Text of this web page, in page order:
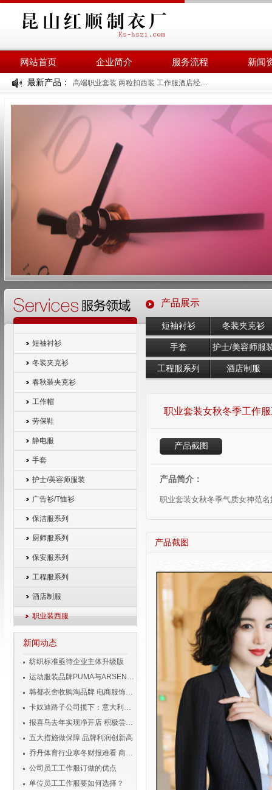
网站首页 企业简介 服务流程 新闻
最新产品： 高端职业套装 两粒扣西装 工作服酒店经理工装
短袖衬衫
冬装夹克衫
春秋装夹克衫
工作帽
劳保鞋
静电服
手套
护士/美容师服装
广告衫/T恤衫
保洁服系列
厨师服系列
保安服系列
工程服系列
酒店制服
职业装西服
新闻动态
纺织标准亟待企业主体升级版
运动服装品牌PUMA与ARSENAL宣布长期合作伙伴关系
韩都衣舍收购淘品牌 电商服饰企业变身投资者
卡奴迪路子公司揽下：意大利品牌男装独家经营权
报喜鸟去年实现净开店 积极尝试移动互联
五大措施做保障 品牌利润创新高
乔丹体育行业寒冬财报难看 商标侵权成风险
公司员工工作服订做的优点
单位员工工作服要如何选择？
产品展示
短袖衬衫 冬装夹克衫
手套 护士/美容师服
工程服系列 酒店制服
职业套装女秋冬季工作
产品截图
产品简介：
职业套装女秋冬季气质女神范
产品截图